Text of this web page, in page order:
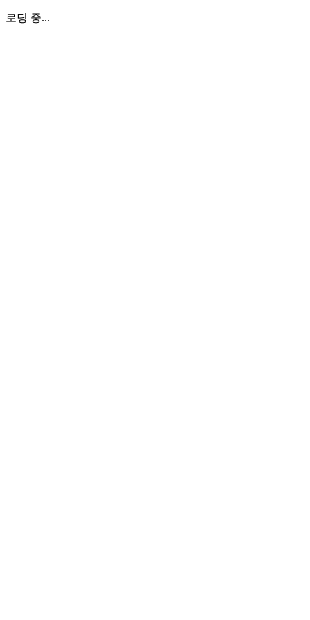
로딩 중...